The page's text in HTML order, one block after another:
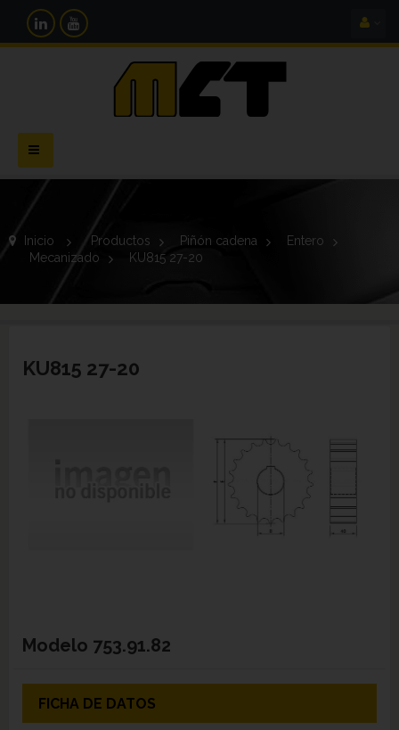
Navegación
Toggle
Inicio > Productos > Piñón cadena >
Entero
Mecanizado > KU815 27-20
KU815 27-20
Modelo 753.91.82
FICHA DE DATOS